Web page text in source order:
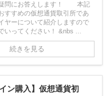
問にお答えします！ 本記
すすめの仮想通貨取引所であ
ヤーについて紹介しますので
いってください！ &nbs ...
続きを見る
ン購入】仮想通貨初